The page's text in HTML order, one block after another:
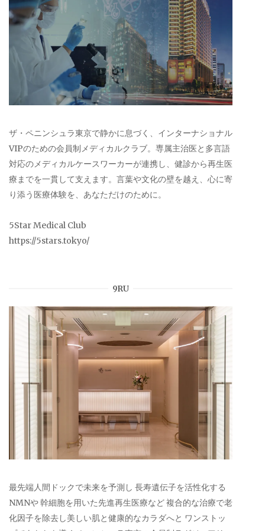
ザ・ペニンシュラ東京で静かに息づく、インターナショナル
VIPのための会員制メディカルクラブ。専属主治医と多言語
対応のメディカルケースワーカーが連携し、健診から再生医
療までを一貫して支えます。言葉や文化の壁を越え、心に寄
り添う医療体験を、あなただけのために。
5Star Medical Club
https://5stars.tokyo/
9RU
最先端人間ドックで未来を予測し 長寿遺伝子を活性化する
NMNや 幹細胞を用いた先進再生医療など 複合的な治療で老
化因子を除去し美しい肌と健康的なカラダへと ワンストッ